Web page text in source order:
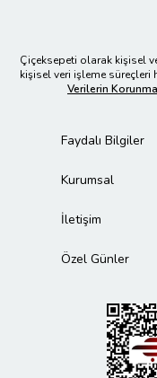
Çiçeksepeti olarak kişisel
kişisel veri işleme süreçleri
Verilerin
Faydalı Bilgiler
Kurumsal
İletişim
Özel Günler